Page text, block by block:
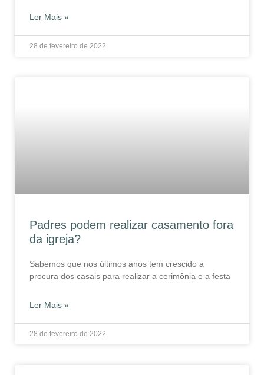
Ler Mais »
28 de fevereiro de 2022
Padres podem realizar casamento fora
da igreja?
Sabemos que nos últimos anos tem crescido a
procura dos casais para realizar a cerimônia e a festa
Ler Mais »
28 de fevereiro de 2022